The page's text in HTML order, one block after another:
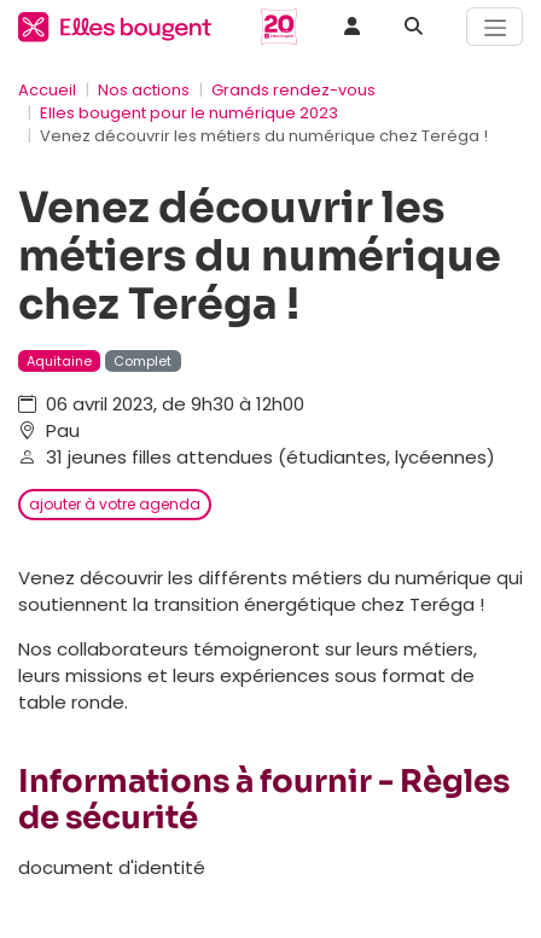
Accueil Nos actions
Grands rendez-vous
Elles bougent pour le numérique 2023
Venez découvrir les métiers du numérique chez Teréga !
Venez découvrir les
métiers du numérique
chez Teréga !
Aquitaine Complet
06 avril 2023, de 9h30 à 12h00
Pau
31 jeunes filles attendues (étudiantes, lycéennes)
ajouter à votre agenda
Venez découvrir les différents métiers du numérique qui
soutiennent la transition énergétique chez Teréga !
Nos collaborateurs témoigneront sur leurs métiers,
leurs missions et leurs expériences sous format de
table ronde.
Informations à fournir - Règles
de sécurité
document d'identité